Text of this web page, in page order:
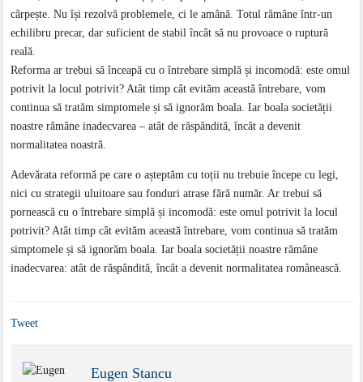
cârpește. Nu își rezolvă problemele, ci le amână. Totul rămâne într-un
echilibru precar, dar suficient de stabil încât să nu provoace o ruptură
reală.
Reforma ar trebui să înceapă cu o întrebare simplă și incomodă: este omul
potrivit la locul potrivit? Atât timp cât evităm această întrebare, vom
continua să tratăm simptomele și să ignorăm boala. Iar boala societății
noastre rămâne inadecvarea – atât de răspândită, încât a devenit
normalitatea noastră.
Adevărata reformă pe care o așteptăm cu toții nu trebuie începe cu legi,
nici cu strategii uluitoare sau fonduri atrase fără număr. Ar trebui să
pornească cu o întrebare simplă și incomodă: este omul potrivit la locul
potrivit? Atât timp cât evităm această întrebare, vom continua să tratăm
simptomele și să ignorăm boala. Iar boala societății noastre rămâne
inadecvarea: atât de răspândită, încât a devenit normalitatea românească.
Tweet
Eugen Stancu